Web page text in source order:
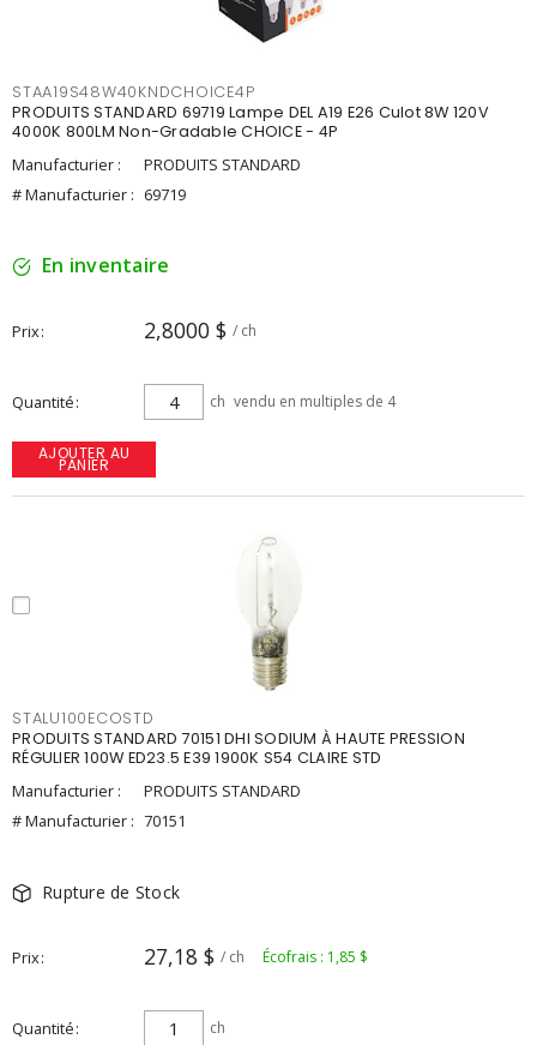
STAA19S48W40KNDCHOICE4P
PRODUITS STANDARD 69719 Lampe DEL A19 E26 Culot 8W 120V
4000K 800LM Non-Gradable CHOICE - 4P
Manufacturier :
PRODUITS STANDARD
# Manufacturier : 69719
En inventaire
Prix 2,8000 $ / ch
Quantité ch vendu en multiples de 4
AJOUTER AU
PANIER
STALU100ECOSTD
PRODUITS STANDARD 70151 DHI SODIUM À HAUTE PRESSION
RÉGULIER 100W ED23.5 E39 1900K S54 CLAIRE STD
Manufacturier :
PRODUITS STANDARD
# Manufacturier : 70151
Rupture de Stock
Prix 27,18 $ / ch Écofrais : 1,85 $
Quantité ch